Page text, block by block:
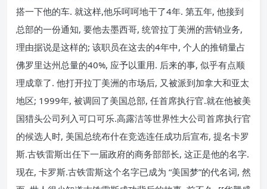
搭一下他的车. 就这样,他乐呵呵地干了4年. 第五年, 他接到
总部的一份通知, 要他去墨西哥, 统管拉丁美洲的营销业务,
理由据说是这样的; 该职员在这去的4年中, 个人的推销量占
佛罗里达州总量的40%, 应予以重用. 后来的事, 似乎有点顺
理成章了. 他打开拉丁美洲的市场后, 又被派到加拿大和亚太
地区; 1999年, 被调回了美国总部, 任首席执行官.就在他被美
国猎头公司列入可口可乐.高露洁等世界性大公司首席执行官
的候选人时, 美国总统布什在竞选连任成功后宣布, 提名卡罗
斯.古铁雷斯出任下一届政府的商务部部长, 这正是他的名字.
现在, 卡罗斯.古铁雷斯这个名字已成为 “美国梦”的代名词, 然